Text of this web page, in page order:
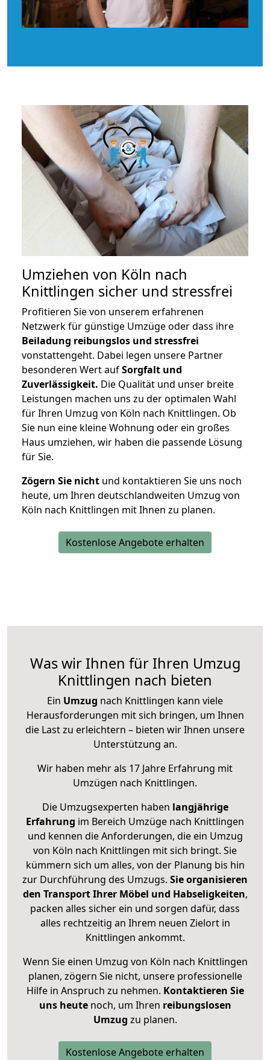
Umziehen von Köln nach
Knittlingen sicher und stressfrei
Profitieren Sie von unserem erfahrenen
Netzwerk für günstige Umzüge oder dass ihre
Beiladung reibungslos und stressfrei
vonstattengeht. Dabei legen unsere Partner
besonderen Wert aufSorgfalt und
Zuverlässigkeit. Die Qualität und unser breite
Leistungen machen uns zu der optimalen Wahl
für Ihren Umzug von Köln nach Knittlingen. Ob
Sie nun eine kleine Wohnung oder ein großes
Haus umziehen, wir haben die passende Lösung
für Sie.
Zögern Sie nicht und kontaktieren Sie uns noch
heute, um Ihren deutschlandweiten Umzug von
Köln nach Knittlingen mit Ihnen zu planen.
Kostenlose Angebote erhalten
Was wir Ihnen für Ihren Umzug
Knittlingen nach bieten
Ein Umzug nach Knittlingen kann viele
Herausforderungen mit sich bringen, um Ihnen
die Last zu erleichtern – bieten wir Ihnen unsere
Unterstützung an.
Wir haben mehr als 17 Jahre Erfahrung mit
Umzügen nach Knittlingen.
Die Umzugsexperten haben langjährige
Erfahrung im Bereich Umzüge nach Knittlingen
und kennen die Anforderungen, die ein Umzug
von Köln nach Knittlingen mit sich bringt. Sie
kümmern sich um alles, von der Planung bis hin
zur Durchführung des Umzugs. Sie organisieren
den Transport Ihrer Möbel und Habseligkeiten,
packen alles sicher ein und sorgen dafür, dass
alles rechtzeitig an Ihrem neuen Zielort in
Knittlingen ankommt.
Wenn Sie einen Umzug von Köln nach Knittlingen
planen, zögern Sie nicht, unsere professionelle
Hilfe in Anspruch zu nehmen. Kontaktieren Sie
uns heutenoch, um Ihren reibungslosen
Umzug zu planen.
Kostenlose Angebote erhalten